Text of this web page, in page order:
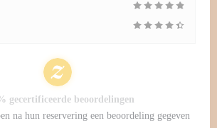
gecertificeerde beoordelingen
na hun reservering een beoordeling gegeven